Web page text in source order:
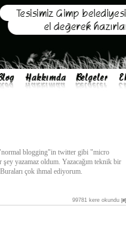
blogging"in twitter gibi "micro
yazamaz oldum. Yazacağım teknik bir
çok ihmal ediyorum.
99781 kere okundu [#]